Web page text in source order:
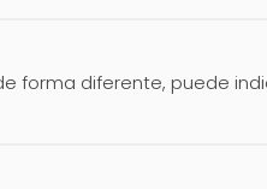
forma diferente, puede